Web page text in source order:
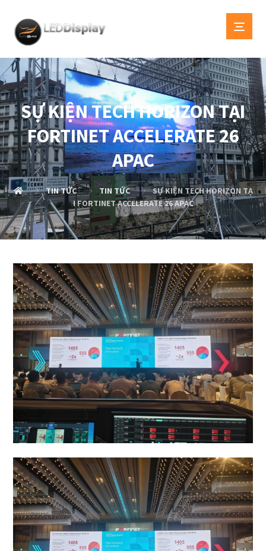
SỰ KIỆN TECH HORIZON TẠI
FORTINET ACCELERATE 26
APAC
TIN TỨC TIN TỨC
SỰ KIỆN TECH HORIZON TẠ
I FORTINET ACCELERATE 26 APAC